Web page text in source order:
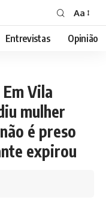
Font
Resizer
Aa
Entrevistas Opinião
Vila
mulher
é preso
expirou